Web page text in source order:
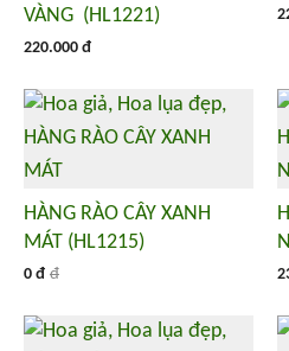
VÀNG (HL1221)
220.000 đ
HÀNG RÀO CÂY XANH
MÁT (HL1215)
0 đ đ